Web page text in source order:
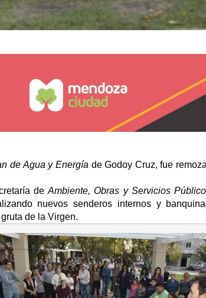
de Agua y Energía de Godoy Cruz, fue
deAmbiente, Obras y Servicios
nuevos senderos internos y
de la Virgen.